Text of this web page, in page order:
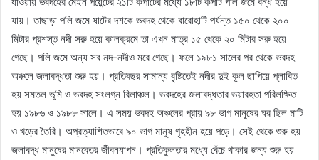
যায়। তাছাড়া পলি জমে ষাটের দশকে ভবদহ থেকে বারোহাটি পর্যন্ত ১৫০ থেকে ২০০
মিটার প্রশস্ত নদী সরু হয়ে কালক্রমে তা এখন মাত্র ১৫ থেকে ২০ মিটার সরু হয়ে
গেছে। পলি জমে অন্য সব নদ-নদীও মরে গেছে। ফলে ১৯৮১ সালের পর থেকে ভবদহ
অঞ্চলে জলাবদ্ধতা শুরু হয়। প্রতিবছর সামান্য বৃষ্টিতেই নদীর দুই কূল ছাপিয়ে প্লাবিত
হয় সমতল ভূমি ও ভবদহ সংলগ্ন বিলাঞ্চল। ভবদহের জলাবদ্ধতার ভয়াবহতা পরিলক্ষিত
হয় ১৯৮৬ ও ১৯৮৮ সালে। এ সময় ভবদহ অঞ্চলের প্রায় ৯৮ ভাগ মানুষের ঘর ছিল মাটি
ও খড়ের তৈরি। অপ্রত্যাশিতভাবে ৯০ ভাগ মানুষ গৃহহীন হয়ে পড়ে। সেই থেকে শুরু হয়
জলাবদ্ধ মানুষের মানবেতর জীবনযাপন। প্রতিকুলতার মধ্যে বেঁচে থাকার জন্য শুরু হয়